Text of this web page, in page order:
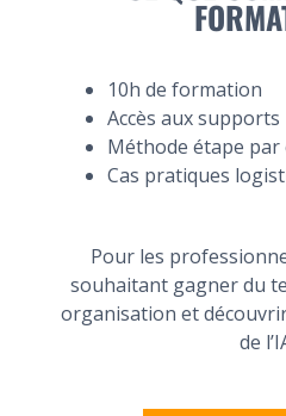
10h de formation
Accès aux supports
Méthode étape par
Cas pratiques
Pour les
souhaitant gagner du
organisation et
de